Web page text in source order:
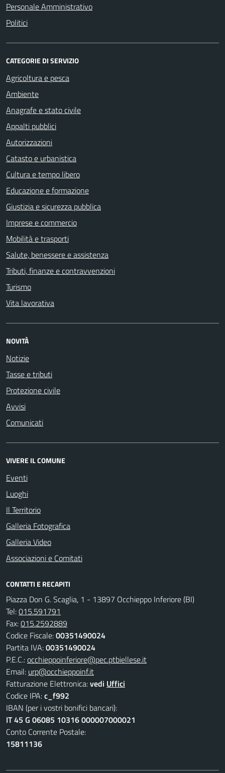
Personale Amministrativo
Politici
CATEGORIE DI SERVIZIO
Agricoltura e pesca
Ambiente
Anagrafe e stato civile
Appalti pubblici
Autorizzazioni
Catasto e urbanistica
Cultura e tempo libero
Educazione e formazione
Giustizia e sicurezza pubblica
Imprese e commercio
Mobilità e trasporti
Salute, benessere e assistenza
Tributi, finanze e contravvenzioni
Turismo
Vita lavorativa
NOVITÀ
Notizie
Tasse e tributi
Protezione civile
Avvisi
Comunicati
VIVERE IL COMUNE
Eventi
Luoghi
Il Territorio
Galleria Fotografica
Galleria Video
Associazioni e Comitati
CONTATTI E RECAPITI
Piazza Don G. Scaglia, 1 - 13897 Occhieppo Inferiore (BI)
Tel:015.591791
Fax:015.2592889
Codice Fiscale:00351490024
Partita IVA:00351490024
P.E.C.:occhieppoinferiore@pec.ptbiellese.it
Email: urp@occhieppoinf.it
Fatturazione Elettronica:vedi Uffici
Codice IPA:c_f992
IBAN (per i vostri bonifici bancari):
IT 45 G 06085 10316 000007000021
Conto Corrente Postale:
15811136